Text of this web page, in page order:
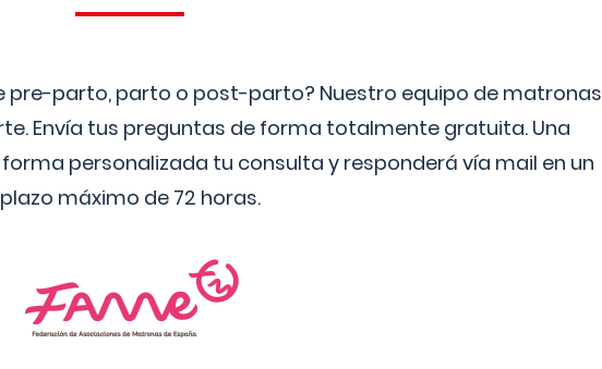
pre-parto, parto o post-parto? Nuestro equipo de matronas
Envía tus preguntas de forma totalmente gratuita. Una
personalizada tu consulta y responderá vía mail en un
plazo máximo de 72 horas.